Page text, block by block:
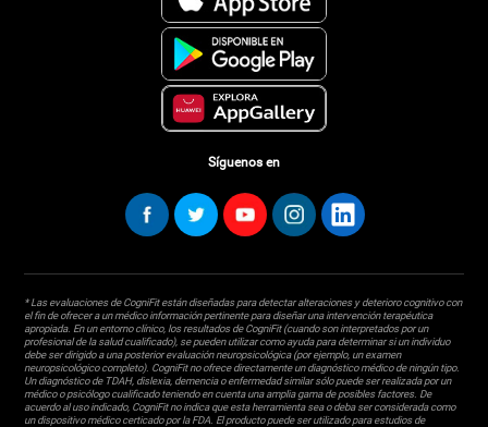
Síguenos en
* Las evaluaciones de CogniFit están diseñadas para detectar alteraciones y deterioro cognitivo con
el fin de ofrecer a un médico información pertinente para diseñar una intervención terapéutica
apropiada. En un entorno clínico, los resultados de CogniFit (cuando son interpretados por un
profesional de la salud cualificado), se pueden utilizar como ayuda para determinar si un individuo
debe ser dirigido a una posterior evaluación neuropsicológica (por ejemplo, un examen
neuropsicológico completo). CogniFit no ofrece directamente un diagnóstico médico de ningún tipo.
Un diagnóstico de TDAH, dislexia, demencia o enfermedad similar sólo puede ser realizada por un
médico o psicólogo cualificado teniendo en cuenta una amplia gama de posibles factores. De
acuerdo al uso indicado, CogniFit no indica que esta herramienta sea o deba ser considerada como
un dispositivo médico certicado por la FDA. El producto puede ser utilizado para estudios de